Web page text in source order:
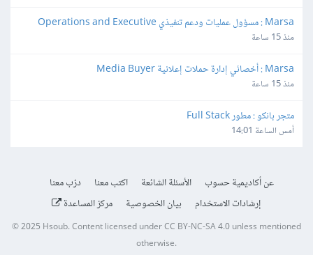
Support Lead
منذ 15 ساعة
Marsa : أخصائي إدارة حملات إعلانية Media Buyer
منذ 15 ساعة
متجر بانكو : مطور Full Stack
أمس الساعة 14:01
عن أكاديمية حسوب الأسئلة الشائعة اكتب معنا
درّب معنا
إرشادات الاستخدام
بيان الخصوصية مركز المساعدة
© 2025 Hsoub.Content licensed underCC BY-NC-SA 4.0unless mentioned
otherwise.